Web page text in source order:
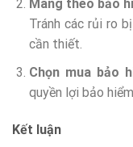
Mang theo bảo
Tránh các rủi ro
cần thiết.
Chọn mua bảo
quyền lợi bảo
Kết luận